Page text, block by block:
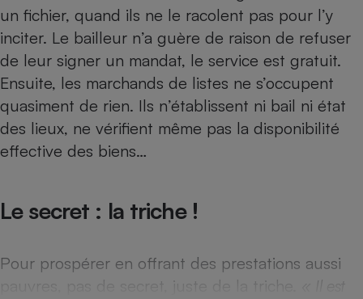
un fichier, quand ils ne le racolent pas pour l’y
inciter. Le bailleur n’a guère de raison de refuser
de leur signer un mandat, le service est gratuit.
Ensuite, les marchands de listes ne s’occupent
quasiment de rien. Ils n’établissent ni bail ni état
des lieux, ne vérifient même pas la disponibilité
effective des biens…
Le secret : la triche !
Pour prospérer en offrant des prestations aussi
pauvres, pas de secret, juste de la triche.
« Il est
bouteille
Banque
Lave-linge
Téléviseur
Antimoustique